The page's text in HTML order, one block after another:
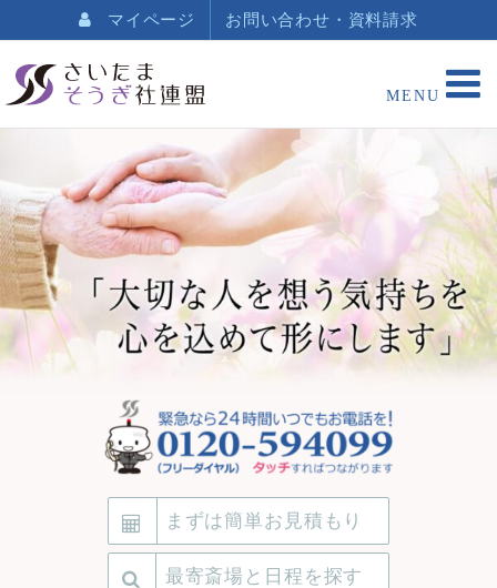
マイページ お問い合わせ・資料請求
まずは簡単お見積もり
最寄斎場と日程を探す